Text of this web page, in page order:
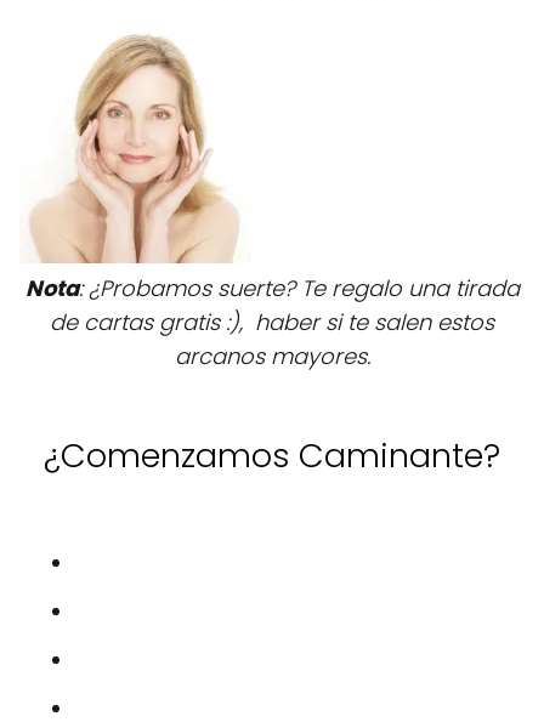
Nota: ¿Probamos suerte? Te regalo una tirada
de cartas gratis :), haber si te salen estos
arcanos mayores.
¿Comenzamos Caminante?